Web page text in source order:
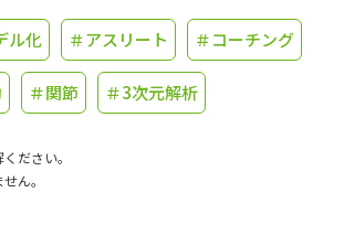
資料の料金の
ル化 ＃アスリート ＃コーチング
＃関節 ＃3次元解析
ださい。
ん。